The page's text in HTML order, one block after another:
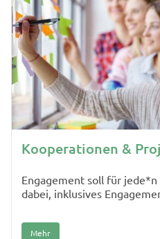
Kooperationen &
Engagement soll für
dabei, inklusives
Mehr